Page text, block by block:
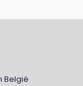
België